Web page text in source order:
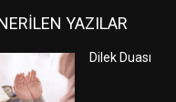
YAZILAR
Dilek Duası